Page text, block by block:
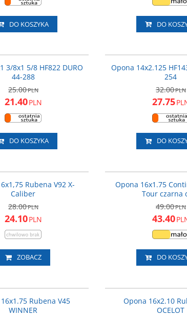
DO KOSZYKA DO
3/8x1 5/8 HF822 DURO
44-288
25.00PLN
21.40PLN
DO KOSZYKA
Opona 14x2.125
254
32.00PLN
27.75
DO
Rubena V92 X-
Caliber
28.00PLN
24.10PLN
ZOBACZ
Opona 16x1.75
Tour czarna
49.00PLN
43.40
DO
Rubena V45
WINNER
Opona 16x2.10
OCELOT